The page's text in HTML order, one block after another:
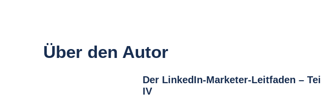
Über den Autor
Der LinkedIn-Marketer-Leitfaden – Teil
IV